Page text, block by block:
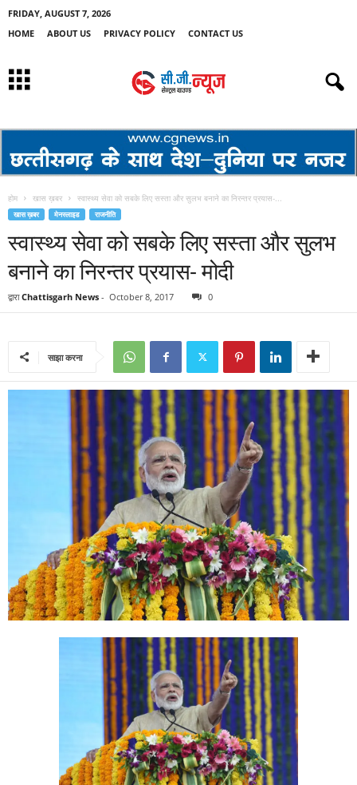
FRIDAY, AUGUST 7, 2026
HOME
ABOUT US PRIVACY POLICY CONTACT US
होम खास ख़बर स्वास्थ्य सेवा को सबके लिए सस्ता और सुलभ बनाने का निरन्तर प्रयास-...
खास ख़बर मेनस्लाइड राजनीति
स्वास्थ्य सेवा को सबके लिए सस्ता और सुलभ
बनाने का निरन्तर प्रयास- मोदी
द्वारा Chattisgarh News - October 8, 2017 0
साझा करना